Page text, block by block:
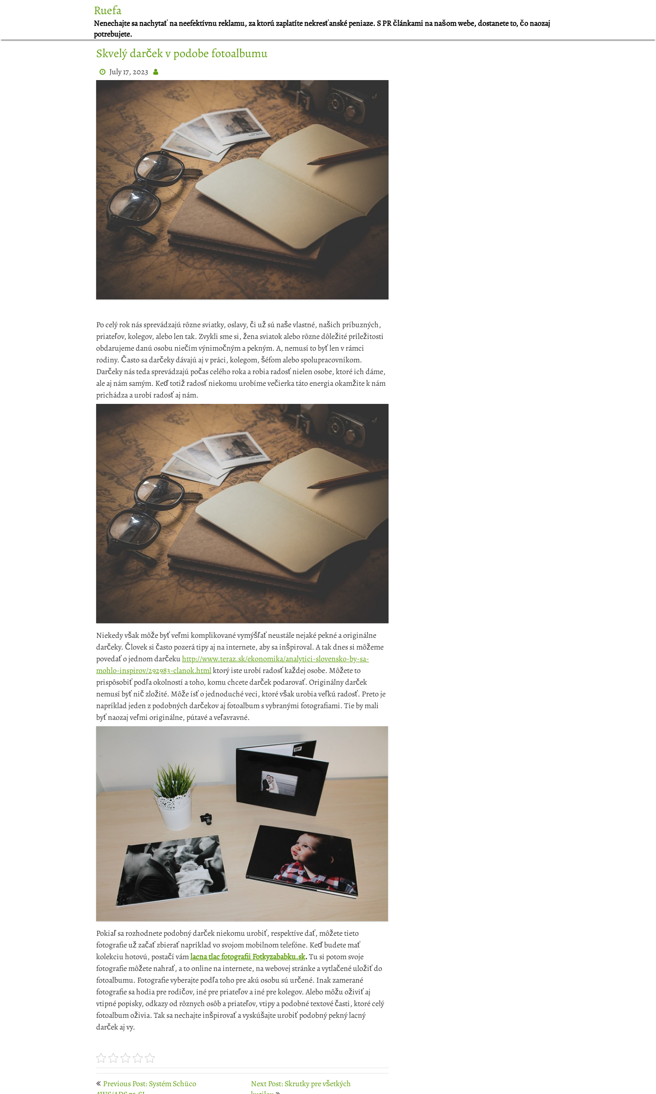
Ruefa
Nenechajte sa nachytať na neefektívnu reklamu, za ktorú zaplatíte nekresťanské peniaze. S PR článkami na našom webe, dostanete to, čo naozaj
potrebujete.
Skvelý darček v podobe fotoalbumu
July 17, 2023
Po celý rok nás sprevádzajú rôzne sviatky, oslavy, či už sú naše vlastné, našich príbuzných,
priateľov, kolegov, alebo len tak. Zvykli sme si, žena sviatok alebo rôzne dôležité príležitosti
obdarujeme danú osobu niečím výnimočným a pekným. A, nemusí to byť len v rámci
rodiny. Často sa darčeky dávajú aj v práci, kolegom, šéfom alebo spolupracovníkom.
Darčeky nás teda sprevádzajú počas celého roka a robia radosť nielen osobe, ktoré ich dáme,
ale aj nám samým. Keď totiž radosť niekomu urobíme večierka táto energia okamžite k nám
prichádza a urobí radosť aj nám.
Niekedy však môže byť veľmi komplikované vymýšľať neustále nejaké pekné a originálne
darčeky. Človek si často pozerá tipy aj na internete, aby sa inšpiroval. A tak dnes si môžeme
povedať o jednom darčekuhttp://www.teraz.sk/ekonomika/analytici-slovensko-by-sa-
mohlo-inspirov/292983-clanok.htmlktorý iste urobí radosť každej osobe. Môžete to
prispôsobiť podľa okolností a toho, komu chcete darček podarovať.Originálny darček
nemusí byť nič zložité. Môže ísť o jednoduché veci, ktoré však urobia veľkú radosť. Preto je
napríklad jeden z podobných darčekov aj fotoalbum s vybranými fotografiami. Tie by mali
byť naozaj veľmi originálne, pútavé a veľavravné.
Pokiaľ sa rozhodnete podobný darček niekomu urobiť, respektíve dať, môžete tieto
fotografie už začať zbierať napríklad vo svojom mobilnom telefóne. Keď budete mať
kolekciu hotovú, postačí vámlacna tlac fotografii Fotkyzababku.sk.Tu si potom svoje
fotografie môžete nahrať, a to online na internete, na webovej stránke a vytlačené uložiť do
fotoalbumu. Fotografie vyberajte podľa toho pre akú osobu sú určené. Inak zamerané
fotografie sa hodia pre rodičov, iné pre priateľov a iné pre kolegov. Alebo môžu oživiť aj
vtipné popisky, odkazy od rôznych osôb a priateľov, vtipy a podobné textové časti, ktoré celý
fotoalbum oživia. Tak sa nechajte inšpirovať a vyskúšajte urobiť podobný pekný lacný
darček aj vy.
Post
Previous Post: Systém Schüco
Next Post: Skrutky pre všetkých